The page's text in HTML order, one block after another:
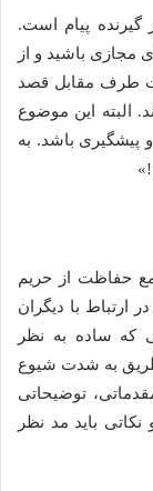
پیام است.
مجازی باشید و از
طرف مقابل قصد
البته این موضوع
پیشگیری باشد. به
حفاظت از حریم
ارتباط با دیگران
که ساده به نظر
طریق به شدت شیوع
توضیحاتی
باید مد نظر